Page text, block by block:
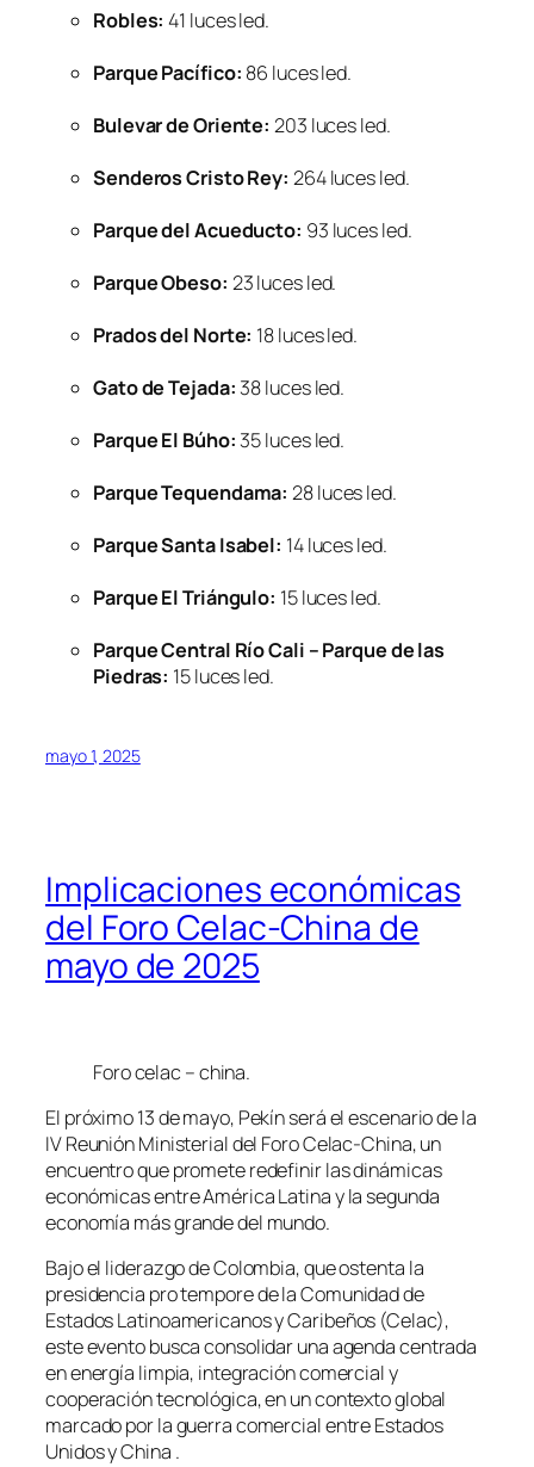
Robles: 41 luces led.
Parque Pacífico: 86 luces led.
Bulevar de Oriente: 203 luces led.
Senderos Cristo Rey: 264 luces led.
Parque del Acueducto: 93 luces led.
Parque Obeso: 23 luces led.
Prados del Norte: 18 luces led.
Gato de Tejada: 38 luces led.
Parque El Búho: 35 luces led.
Parque Tequendama:28 luces led.
Parque Santa Isabel: 14 luces led.
Parque El Triángulo: 15 luces led.
Parque Central Río Cali – Parque de las
Piedras: 15 luces led.
mayo 1, 2025
Implicaciones económicas
del Foro Celac-China de
mayo de 2025
Foro celac – china.
El próximo 13 de mayo, Pekín será el escenario de la
IV Reunión Ministerial del Foro Celac-China, un
encuentro que promete redefinir las dinámicas
económicas entre América Latina y la segunda
economía más grande del mundo.
Bajo el liderazgo de Colombia, que ostenta la
presidencia pro temporede la Comunidad de
Estados Latinoamericanos y Caribeños (Celac),
este evento busca consolidar una agenda centrada
en energía limpia, integración comercial y
cooperación tecnológica, en un contexto global
marcado por la guerra comercial entre Estados
Unidos y China .